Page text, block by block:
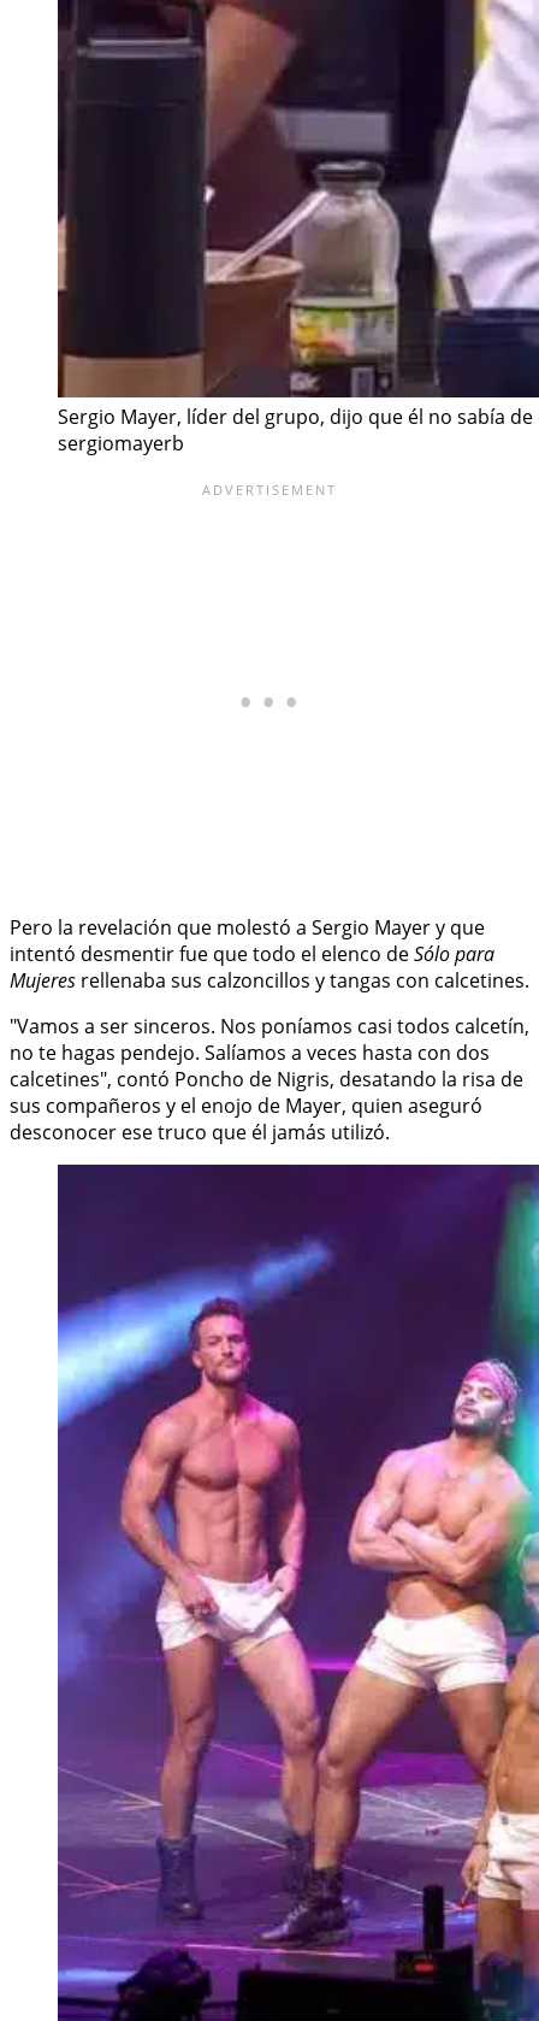
Sergio Mayer, líder del grupo, dijo que él no sabía
sergiomayerb
Pero la revelación que molestó a Sergio Mayer y que
intentó desmentir fue que todo el elenco deSólo para
Mujeres rellenaba sus calzoncillos y tangas con calcetines.
"Vamos a ser sinceros. Nos poníamos casi todos calcetín,
no te hagas pendejo. Salíamos a veces hasta con dos
calcetines", contó Poncho de Nigris, desatando la risa de
sus compañeros y el enojo de Mayer, quien aseguró
desconocer ese truco que él jamás utilizó.